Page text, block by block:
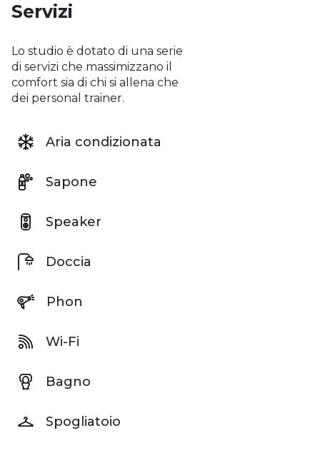
Servizi
Lo studio è dotato di una serie
di servizi che massimizzano il
comfort sia di chi si allena che
dei personal trainer.
Aria condizionata
Sapone
Speaker
Doccia
Phon
Wi-Fi
Bagno
Spogliatoio